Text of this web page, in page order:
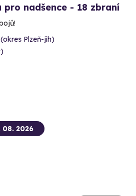
nadšence - 18 zbraní
Plzeň-jih)
2026